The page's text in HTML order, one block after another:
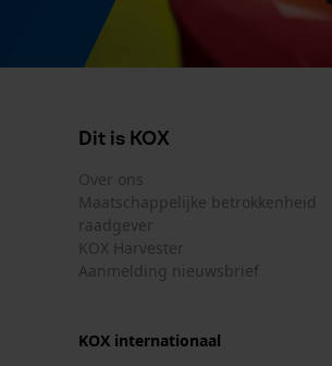
Dit is KOX
Over ons
Maatschappelijke betrokkenheid
raadgever
KOX Harvester
Aanmelding nieuwsbrief
KOX internationaal